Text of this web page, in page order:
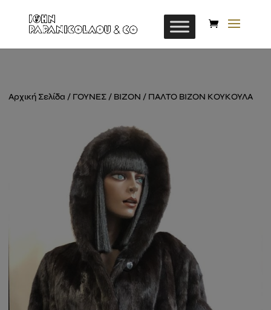
Αρχική Σελίδα / ΓΟΥΝΕΣ / BIZON / ΠΑΛΤΟ ΒΙΖΟΝ ΚΟΥΚΟΥΛΑ